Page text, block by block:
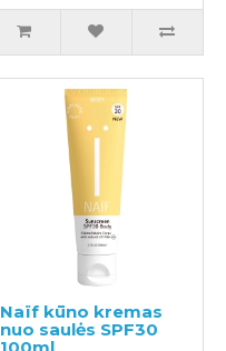
Naïf kūno kremas
nuo saulės SPF30